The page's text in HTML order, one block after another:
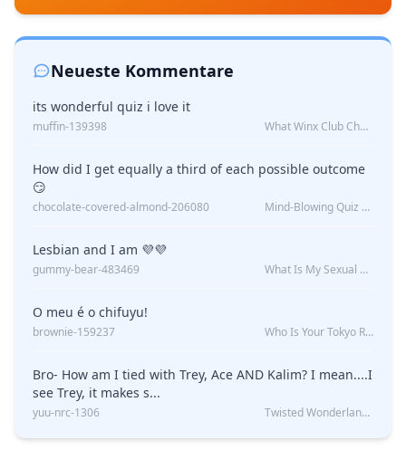
Neueste Kommentare
its wonderful quiz i love it
muffin-139398 What Winx Club Character Are You?
How did I get equally a third of each possible outcome
😏
chocolate-covered-almond-206080 Mind-Blowing Quiz Reveals: Will I Be Alone Forever?
Lesbian and I am 💜💜
gummy-bear-483469 What Is My Sexual Orientation: Uncovered
O meu é o chifuyu!
brownie-159237 Who Is Your Tokyo Revengers Boyfriend?
Bro- How am I tied with Trey, Ace AND Kalim? I mean....I
see Trey, it makes s...
yuu-nrc-1306 Twisted Wonderland Kin Quiz